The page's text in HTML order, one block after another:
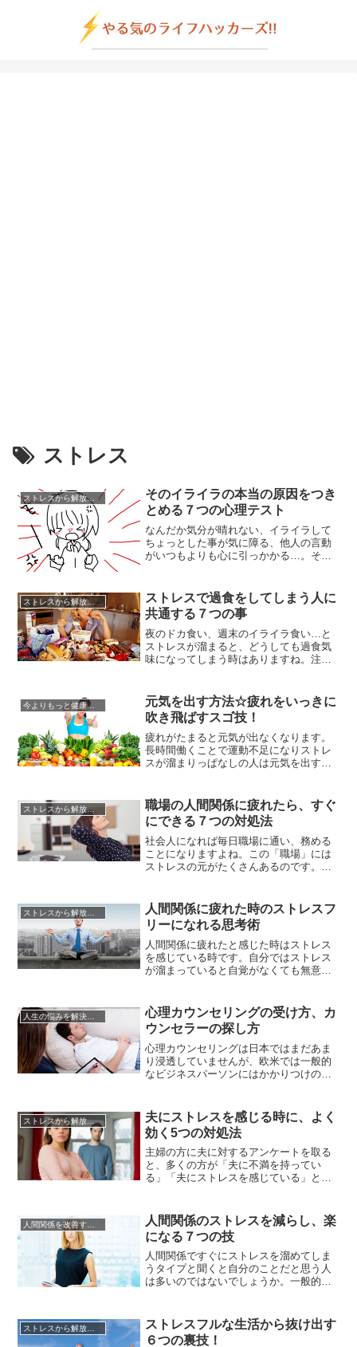
ストレス
ストレスから解放させる方法
そのイライラの本当の原因をつき
とめる７つの心理テスト
なんだか気分が晴れない、イライラして
ちょっとした事が気に障る、他人の言動
がいつもよりも心に引っかかる…。そん
のです。しかし無意識の状態で何かイラ
イラの原因を溜め込んでいるのかも知れ
ません。特に思い当たるふしもないのに
イライラした状態が続くなら、自分...
ストレスから解放させる方法
ストレスで過食をしてしまう人に
共通する７つの事
夜のドカ食い、週末のイライラ食い…と
ストレスが溜まると、どうしても過食気
味になってしまう時はありますね。注意
まった」「どうにかして過食を止めた
い」このように考えつつも、なかなか実
現できていない方は多いでしょう。そこ
で、ストレスによる過食を解消する方...
今よりもっと健康になる方法
元気を出す方法☆疲れをいっきに
吹き飛ばすスゴ技！
疲れがたまると元気が出なくなります。
長時間働くことで運動不足になりストレ
スが溜まりっぱなしの人は元気を出すの
るままに自分自身に無理をかけていませ
んか？しかし疲労はその人によってそれ
ぞれ違うものです。疲れは心身のSOS。
このままではあなたは倒れてしま...
ストレスから解放させる方法
職場の人間関係に疲れたら、すぐ
にできる７つの対処法
社会人になれば毎日職場に通い、務める
ことになりますよね。この「職場」には
ストレスの元がたくさんあるのです。現
るまで職場にはどんな人がいるのかわか
りません。毎日行かなくてはならない職
場で、気の合わない人と一緒に行動しな
くてはならないのは苦痛でしかあり...
ストレスから解放させる方法
人間関係に疲れた時のストレスフ
リーになれる思考術
人間関係に疲れたと感じた時はストレス
を感じている時です。自分ではストレス
が溜まっていると自覚がなくても無意識
して頑張り続けてしまうと、心の病気に
なってしまうのです。人間関係に疲れた
なと感じたら心が無理をしているサイン
だと考えて、自分自身で溜まったそ...
人生の悩みを解決する方法
心理カウンセリングの受け方、カ
ウンセラーの探し方
心理カウンセリングは日本ではまだあま
り浸透していませんが、欧米では一般的
なビジネスパーソンにはかかりつけのカ
受けるなど、ごく普通に利用されていま
す。心理カウンセリングと聞くと、重度
の精神病の人が受けるものだと思ってい
る人もいるかもしれませんが、心...
ストレスから解放させる方法
夫にストレスを感じる時に、よく
効く5つの対処法
主婦の方に夫に対するアンケートを取る
と、多くの方が「夫に不満を持ってい
る」「夫にストレスを感じている」とい
て、「自分が家事をしているときにダラ
ダラとしているとき」「都合のいいとき
だけ育児に参加するところ」などといっ
た意見から「存在自体がストレス」と...
人間関係のストレスを減らし、楽
になる７つの技
人間関係ですぐにストレスを溜めてしま
うタイプと聞くと自分のことだと思う人
は多いのではないでしょうか。一般的な
人数が集まるとグループや派閥を作る傾
向がありますし、とくに競争社会におい
ストレスフルな生活から抜け出す
６つの裏技！